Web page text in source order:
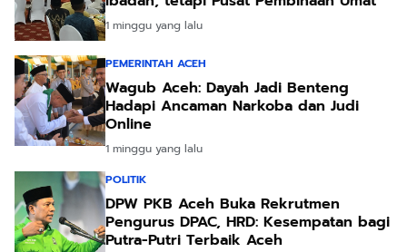
1 minggu yang lalu
PEMERINTAH ACEH
Wagub Aceh: Dayah Jadi Benteng
Hadapi Ancaman Narkoba dan Judi
Online
1 minggu yang lalu
POLITIK
DPW PKB Aceh Buka Rekrutmen
Pengurus DPAC, HRD: Kesempatan bagi
Putra-Putri Terbaik Aceh